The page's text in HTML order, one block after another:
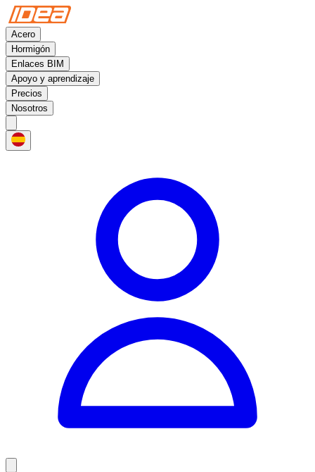
Acero
Hormigón
Enlaces BIM
Apoyo y aprendizaje
Precios
Nosotros